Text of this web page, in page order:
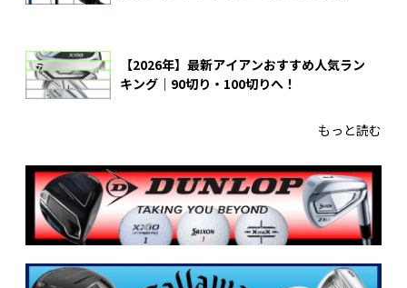
【2026年】最新アイアンおすすめ人気ラン
キング｜90切り・100切りへ！
もっと読む